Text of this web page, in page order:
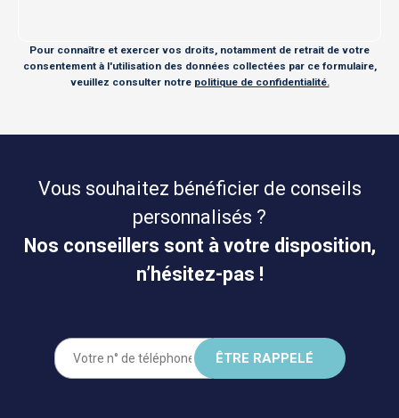
Pour connaître et exercer vos droits, notamment de retrait de votre
consentement à l'utilisation des données collectées par ce formulaire,
veuillez consulter notre politique de confidentialité.
Vous souhaitez bénéficier de conseils
personnalisés ?
Nos conseillers sont à votre disposition,
n’hésitez-pas !